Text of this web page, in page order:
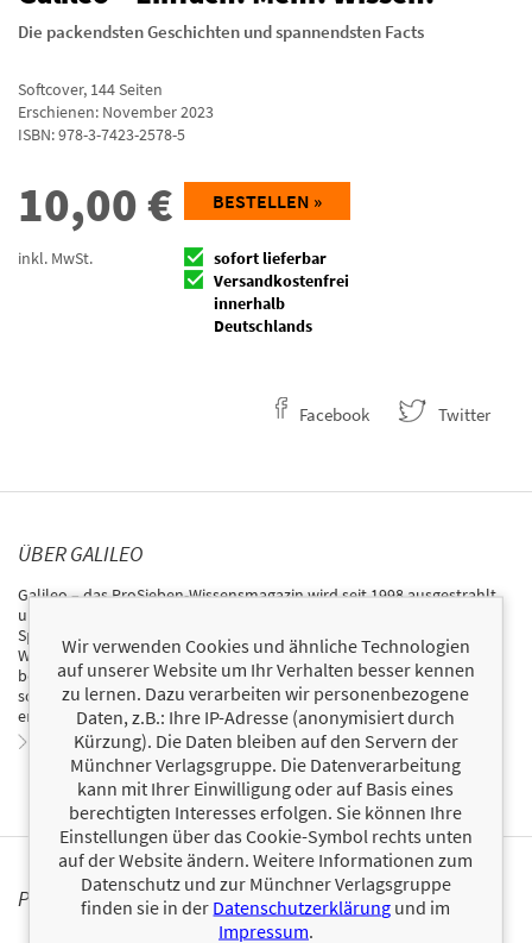
Die packendsten Geschichten und spannendsten Facts
Softcover, 144Seiten
Erschienen: November 2023
ISBN:978-3-7423-2578-5
10,00€
inkl. MwSt.
BESTELLEN »
sofort lieferbar
Versandkostenfrei
innerhalb
Deutschlands
Facebook Twitter
ÜBER GALILEO
Galileo – das ProSieben-Wissensmagazin wird seit 1998 ausgestrahlt
und vermittelt ganz nach dem Motto „sehen, staunen, verstehen“
Spannendes, Interessantes und Aktuelles aus der Welt der
Wissenschaft, gekoppelt mit hohem Unterhaltungswert. Galileo zeigt
beeindruckende Bilder, überraschende Grafiken und Animationen
sowie praktische Experimente, um komplexe Zusammenhänge zu
erklären.
Zum Profil von Galileo
PERSONALISIERTE PRODUKTINFORMATIONEN
Wir verwenden Cookies und ähnliche Technologien
auf unserer Website um Ihr Verhalten besser kennen
zu lernen. Dazu verarbeiten wir personenbezogene
Daten, z.B.: Ihre IP-Adresse (anonymisiert durch
Kürzung). Die Daten bleiben auf den Servern der
Münchner Verlagsgruppe. Die Datenverarbeitung
kann mit Ihrer Einwilligung oder auf Basis eines
berechtigten Interesses erfolgen. Sie können Ihre
Einstellungen über das Cookie-Symbol rechts unten
auf der Website ändern. Weitere Informationen zum
Datenschutz und zur Münchner Verlagsgruppe
finden sie in der Datenschutzerklärung und im
Impressum.